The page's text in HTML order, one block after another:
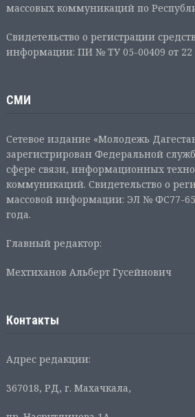
массовых коммуникаций по
Свидетельство о регистрации
информации: ПИ № ТУ 05-00409 от 22
СМИ
Сетевое издание «Молодежь
зарегистрирован Федеральной
сфере связи, информационных
коммуникаций. Свидетельство о
массовой информации: ЭЛ № ФС77-
года.
Главный редактор:
Мехтиханов Альберт Гусейнович
Контакты
Адрес редакции:
367018, РД, г. Махачкала,